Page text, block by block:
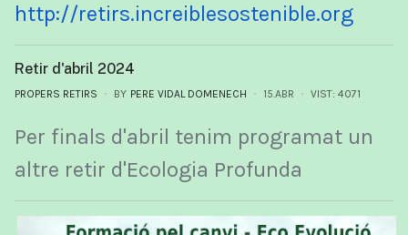
http://retirs.increiblesostenible.org
Retir d'abril 2024
PROPERS RETIRS BY PERE VIDAL DOMENECH 15.ABR VIST: 4071
Per finals d'abril tenim programat un
altre retir d'Ecologia Profunda